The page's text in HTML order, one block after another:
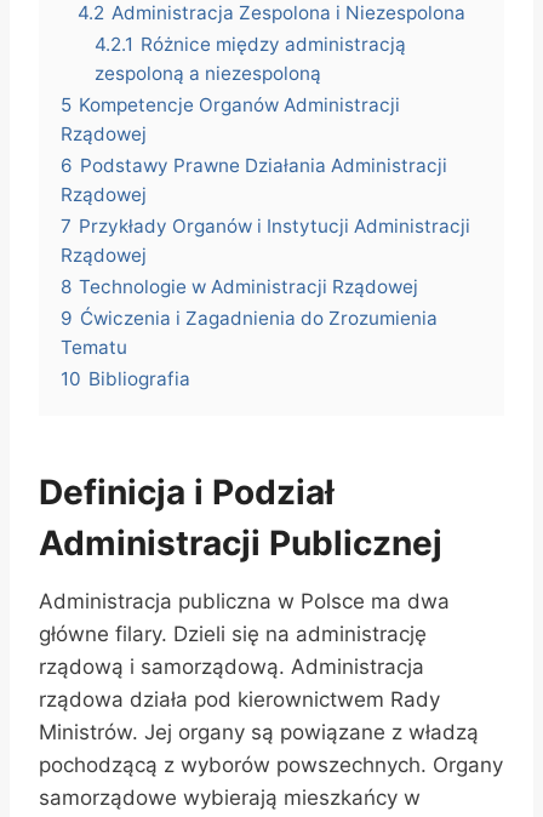
4.2 Administracja Zespolona i Niezespolona
4.2.1 Różnice między administracją
zespoloną a niezespoloną
5 Kompetencje Organów Administracji
Rządowej
6 Podstawy Prawne Działania Administracji
Rządowej
7 Przykłady Organów i Instytucji Administracji
Rządowej
8 Technologie w Administracji Rządowej
9 Ćwiczenia i Zagadnienia do Zrozumienia
Tematu
10 Bibliografia
Definicja i Podział
Administracji Publicznej
Administracja publiczna w Polsce ma dwa
główne filary. Dzieli się na administrację
rządową i samorządową. Administracja
rządowa działa pod kierownictwem Rady
Ministrów. Jej organy są powiązane z władzą
pochodzącą z wyborów powszechnych. Organy
samorządowe wybierają mieszkańcy w